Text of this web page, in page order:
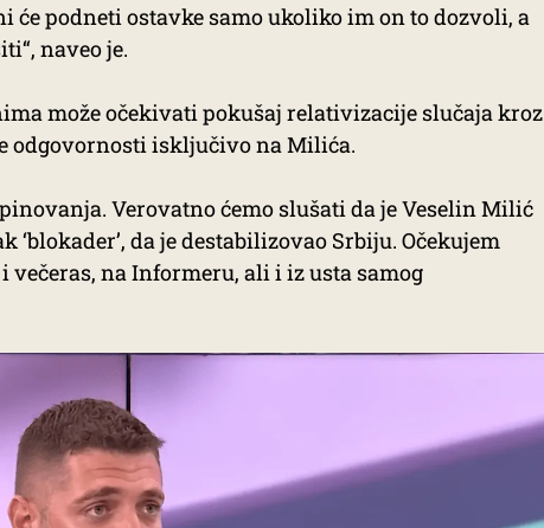
podneti ostavke samo ukoliko im on to dozvoli, a
naveo je.
može očekivati pokušaj relativizacije slučaja kroz
odgovornosti isključivo na Milića.
Verovatno ćemo slušati da je Veselin Milić
‘blokader’, da je destabilizovao Srbiju. Očekujem
večeras, na Informeru, ali i iz usta samog